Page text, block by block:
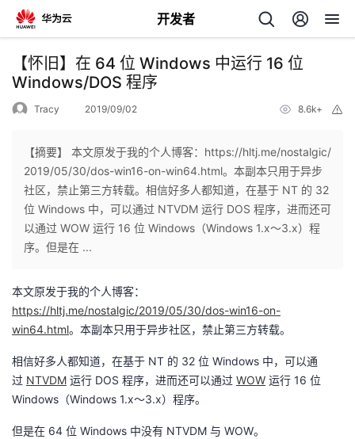
开发者
返
回
个
人
页
我
开
者
【怀旧】在 64 位 Windows 中运行 16 位
Windows/DOS 程序
Tracy 2019/09/02 8.6k+
【摘要】 本文原发于我的个人博客：https://hltj.me/nostalgic/
2019/05/30/dos-win16-on-win64.html。本副本只用于异步
社区，禁止第三方转载。相信好多人都知道，在基于 NT 的 32
位 Windows 中，可以通过 NTVDM 运行 DOS 程序，进而还可
以通过 WOW 运行 16 位 Windows（Windows 1.x～3.x）程
序。但是在 ...
本文原发于我的个人博客：
https://hltj.me/nostalgic/2019/05/30/dos-win16-on-
win64.html。本副本只用于异步社区，禁止第三方转载。
相信好多人都知道，在基于 NT 的 32 位 Windows 中，可以通
过 NTVDM 运行 DOS 程序，进而还可以通过 WOW 运行 16 位
Windows（Windows 1.x～3.x）程序。
但是在 64 位 Windows 中没有 NTVDM 与 WOW。